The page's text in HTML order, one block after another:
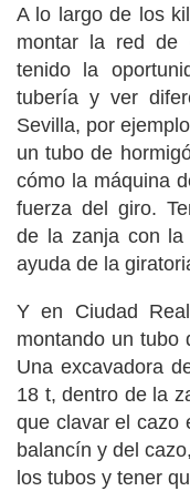
A lo largo de los
montar la red de
tenido la
tubería y ver
Sevilla, por
un tubo de
cómo la máquina
fuerza del giro.
de la zanja con
ayuda de la
Y en Ciudad
montando un tubo
Una excavadora
18 t, dentro de la
que clavar el cazo
balancín y del
los tubos y tener